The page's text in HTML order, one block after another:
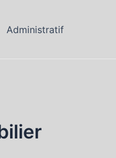
Administratif